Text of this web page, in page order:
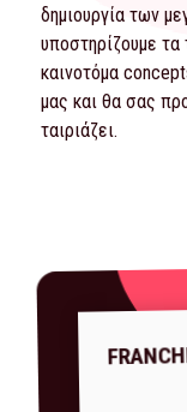
δημιουργία των
υποστηρίζουμε
καινοτόμα
μας και θα σας
ταιριάζει.